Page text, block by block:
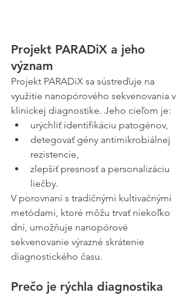
Projekt PARADiX a jeho
význam
Projekt PARADiX sa sústreďuje na
využitie nanopórového sekvenovania v
klinickej diagnostike. Jeho cieľom je:
urýchliť identifikáciu patogénov,
detegovať gény antimikrobiálnej
rezistencie,
zlepšiť presnosť a personalizáciu
liečby.
V porovnaní s tradičnými kultivačnými
metódami, ktoré môžu trvať niekoľko
dní, umožňuje nanopórové
sekvenovanie výrazné skrátenie
diagnostického času.
Prečo je rýchla diagnostika